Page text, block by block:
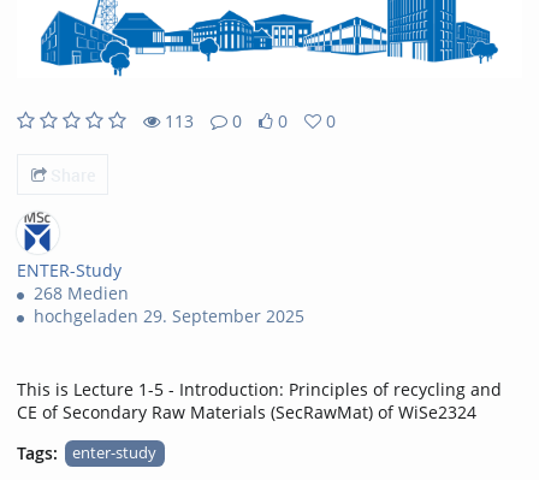
113
0
0
0
Share
ENTER-Study
268 Medien
hochgeladen 29. September 2025
This is Lecture 1-5 - Introduction: Principles of recycling and
CE of Secondary Raw Materials (SecRawMat) of WiSe2324
Tags:
enter-study